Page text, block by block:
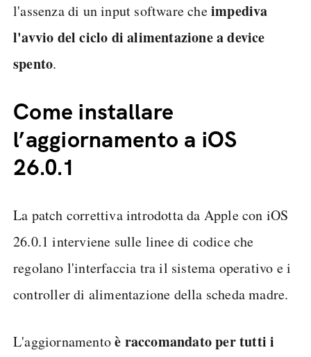
l'assenza di un input software cheimpediva
l'avvio del ciclo di alimentazione a device
spento.
Come installare
l’aggiornamento a iOS
26.0.1
La patch correttiva introdotta da Apple con iOS
26.0.1 interviene sulle linee di codice che
regolano l'interfaccia tra il sistema operativo e i
controller di alimentazione della scheda madre.
L'aggiornamentoè raccomandato per tutti i